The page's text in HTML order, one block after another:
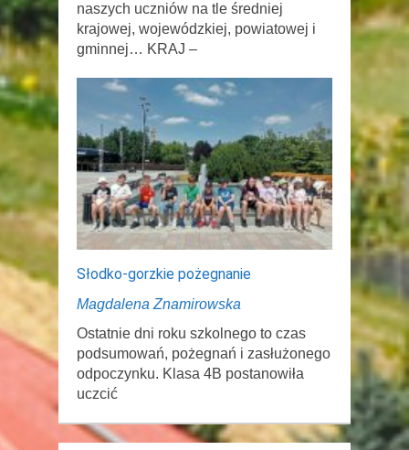
naszych uczniów na tle średniej
krajowej, wojewódzkiej, powiatowej i
gminnej… KRAJ –
Słodko-gorzkie pożegnanie
Magdalena Znamirowska
Ostatnie dni roku szkolnego to czas
podsumowań, pożegnań i zasłużonego
odpoczynku. Klasa 4B postanowiła
uczcić